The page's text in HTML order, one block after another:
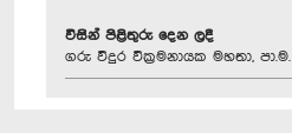
විසින් පිළිතුරු දෙන ලදී
ගරු විදුර වික්‍රමනායක මහතා, පා.ම.